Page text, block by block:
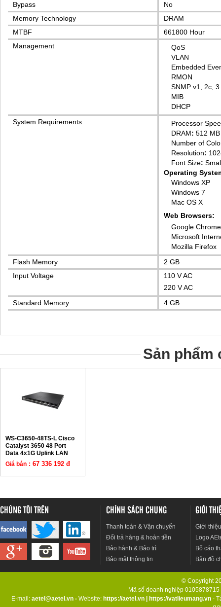
Bypass
No
Memory Technology
DRAM
MTBF
661800 Hour
Management
QoS
VLAN
Embedded
RMON
SNMP v1, 2c, 3
MIB
DHCP
System Requirements
Processor
DRAM: 512 MB
Number of
Resolution:
Font Size:
Operating
Windows XP
Windows 7
Mac OS X
Web Browsers:
Google Chrome
Microsoft
Mozilla Firefox
Flash Memory
2 GB
Input Voltage
110 V AC
220 V AC
Standard Memory
4 GB
Sản phẩm
WS-C3650-48TS-L Cisco
Catalyst 3650 48 Port
Data 4x1G Uplink LAN
Base
Giá bán : 67 336 192 đ
CHÚNG TÔI TRÊN CHÍNH SÁCH CHUNG
Thanh toán & Vận chuyển
Đổi trả hàng & hoàn tiền
Bảo hành & Bảo trì
Bảo mật thông tin
GIỚI
Giới
Logo
Bố cáo
Bản đồ
© Copyright
Mã số doanh nghiệp
E-mail: aetel@aetel.vn - Website: https://aetel.vn https://vatlieumang.vn -